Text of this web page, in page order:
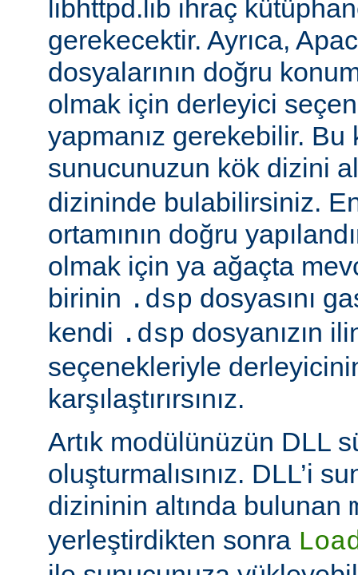
libhttpd.lib ihraç
gerekecektir. Ayrıca,
dosyalarının doğru
olmak için derleyici
yapmanız gerekebilir. Bu
sunucunuzun kök dizini
dizininde bulabilirsiniz.
ortamının doğru
olmak için ya ağaçta
birinin .dsp dosyasını
kendi .dsp dosyanızın
seçenekleriyle
karşılaştırırsınız.
Artık modülünüzün DLL
oluşturmalısınız. DLL’i
dizininin altında bulunan
yerleştirdikten sonra